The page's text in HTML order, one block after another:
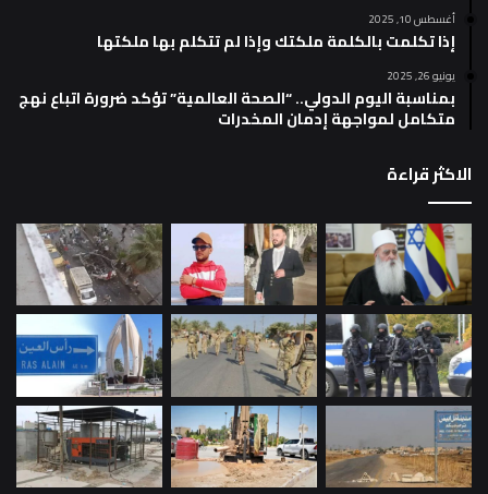
أغسطس 10, 2025
إذا تكلمت بالكلمة ملكتك وإذا لم تتكلم بها ملكتها
يونيو 26, 2025
بمناسبة اليوم الدولي.. “الصحة العالمية” تؤكد ضرورة اتباع نهج
متكامل لمواجهة إدمان المخدرات
الاكثر قراءة